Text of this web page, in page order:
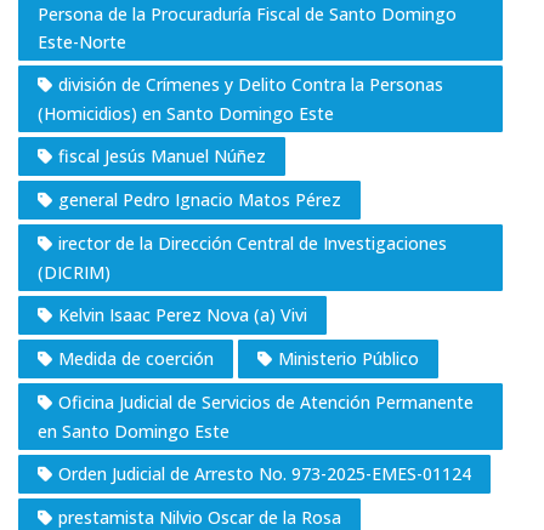
Persona de la Procuraduría Fiscal de Santo Domingo
Este-Norte
división de Crímenes y Delito Contra la Personas
(Homicidios) en Santo Domingo Este
fiscal Jesús Manuel Núñez
general Pedro Ignacio Matos Pérez
irector de la Dirección Central de Investigaciones
(DICRIM)
Kelvin Isaac Perez Nova (a) Vivi
Medida de coerción
Ministerio Público
Oficina Judicial de Servicios de Atención Permanente
en Santo Domingo Este
Orden Judicial de Arresto No. 973-2025-EMES-01124
prestamista Nilvio Oscar de la Rosa